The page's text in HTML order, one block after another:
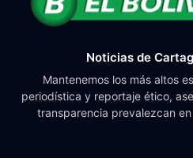
Noticias de
Mantenemos los más altos
periodística y reportaje ético,
transparencia prevalezcan